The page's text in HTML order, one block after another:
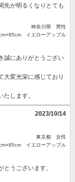
先が明るくなりとても
神奈川県 男性
イエローアップル
誠にありがとうござい
大変光栄に感じており
します。
2023/10/14
東京都 女性
イエローアップル
うございます。